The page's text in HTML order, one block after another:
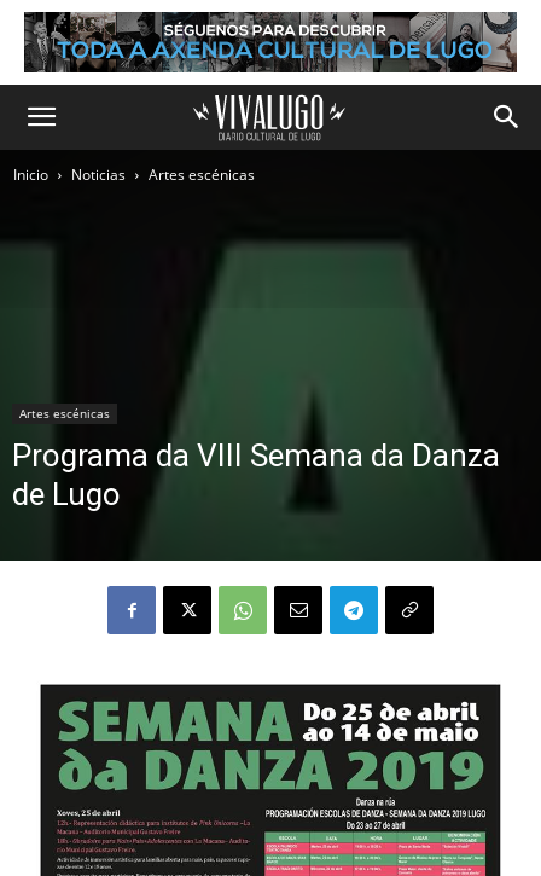
Inicio Noticias Artes escénicas
Artes escénicas
Programa da VIII Semana da Danza
de Lugo